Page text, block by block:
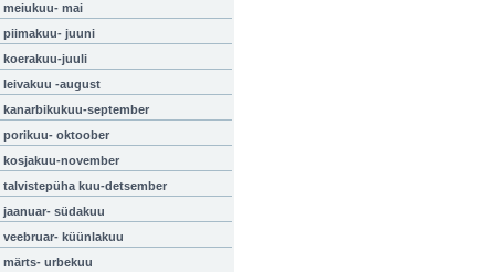
meiukuu- mai
piimakuu- juuni
koerakuu-juuli
leivakuu -august
kanarbikukuu-september
porikuu- oktoober
kosjakuu-november
talvistepüha kuu-detsember
jaanuar- südakuu
veebruar- küünlakuu
märts- urbekuu